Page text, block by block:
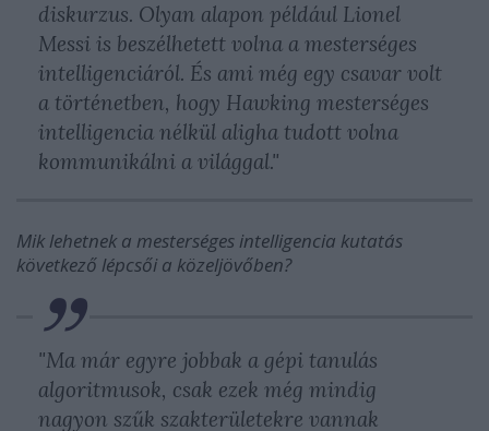
diskurzus. Olyan alapon például Lionel
Messi is beszélhetett volna a mesterséges
intelligenciáról. És ami még egy csavar volt
a történetben, hogy Hawking mesterséges
intelligencia nélkül aligha tudott volna
kommunikálni a világgal."
Mik lehetnek a mesterséges intelligencia kutatás
következő lépcsői a közeljövőben?
"Ma már egyre jobbak a gépi tanulás
algoritmusok, csak ezek még mindig
nagyon szűk szakterületekre vannak